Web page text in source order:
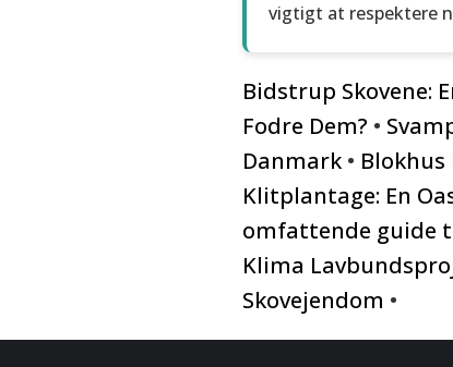
vigtigt at respektere
Bidstrup Skovene:
Fodre Dem? •
Danmark •
Klitplantage: En
omfattende guide
Klima
Skovejendom •